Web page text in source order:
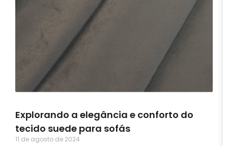
Explorando a elegância e conforto do
tecido suede para sofás
11 de agosto de 2024